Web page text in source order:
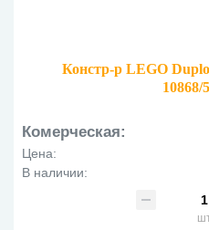
Констр-р LEGO
10868/
Комерческая:
Цена:
В наличии: